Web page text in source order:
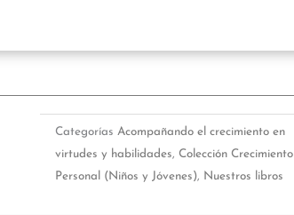
Categorías Acompañando el crecimiento en
virtudes y habilidades
Colección Crecimiento
Personal (Niños y Jóvenes)
Nuestros libros